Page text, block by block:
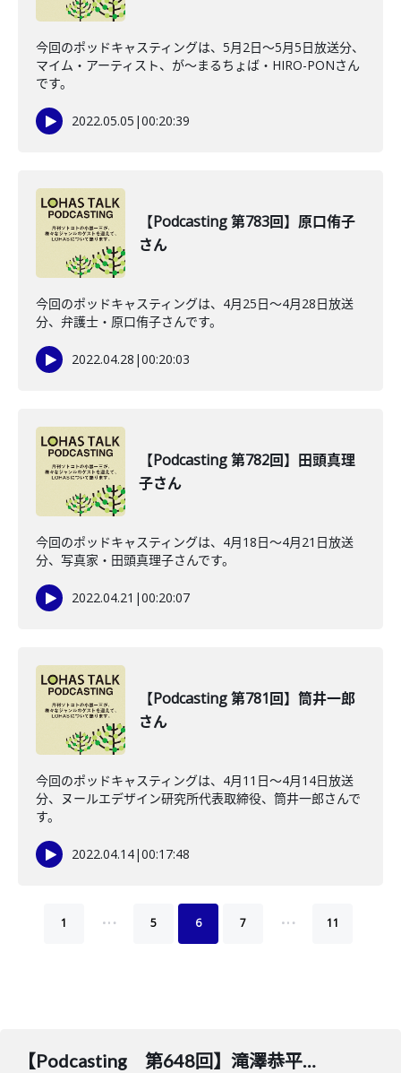
今回のポッドキャスティングは、5月2日〜5月5日放送分、
マイム・アーティスト、が〜まるちょば・HIRO-PONさん
です。
2022.05.05 |00:20:39
【Podcasting 第783回】原口侑子
さん
今回のポッドキャスティングは、4月25日〜4月28日放送
分、弁護士・原口侑子さんです。
2022.04.28 |00:20:03
【Podcasting 第782回】田頭真理
子さん
今回のポッドキャスティングは、4月18日〜4月21日放送
分、写真家・田頭真理子さんです。
2022.04.21 |00:20:07
【Podcasting 第781回】筒井一郎
さん
今回のポッドキャスティングは、4月11日〜4月14日放送
分、ヌールエデザイン研究所代表取締役、筒井一郎さんで
す。
2022.04.14|00:17:48
1 … 5 6 7 … 11
【Podcasting 第648回】滝澤恭平さん